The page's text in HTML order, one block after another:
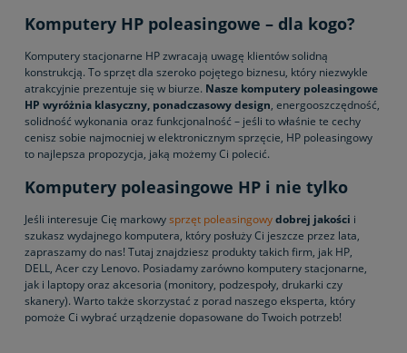
Komputery HP poleasingowe – dla kogo?
Komputery stacjonarne HP zwracają uwagę klientów solidną
konstrukcją. To sprzęt dla szeroko pojętego biznesu, który niezwykle
atrakcyjnie prezentuje się w biurze. Nasze komputery poleasingowe
HP wyróżnia klasyczny, ponadczasowy design, energooszczędność,
solidność wykonania oraz funkcjonalność – jeśli to właśnie te cechy
cenisz sobie najmocniej w elektronicznym sprzęcie, HP poleasingowy
to najlepsza propozycja, jaką możemy Ci polecić.
Komputery poleasingowe HP i nie tylko
Jeśli interesuje Cię markowysprzęt poleasingowydobrej jakości i
szukasz wydajnego komputera, który posłuży Ci jeszcze przez lata,
zapraszamy do nas! Tutaj znajdziesz produkty takich firm, jak HP,
DELL, Acer czy Lenovo. Posiadamy zarówno komputery stacjonarne,
jak i laptopy oraz akcesoria (monitory, podzespoły, drukarki czy
skanery). Warto także skorzystać z porad naszego eksperta, który
pomoże Ci wybrać urządzenie dopasowane do Twoich potrzeb!